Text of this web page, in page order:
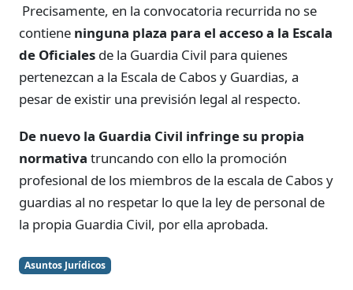
Precisamente, en la convocatoria recurrida no se
contiene ninguna plaza para el acceso a la Escala
de Oficiales de la Guardia Civil para quienes
pertenezcan a la Escala de Cabos y Guardias, a
pesar de existir una previsión legal al respecto.
De nuevo la Guardia Civil infringe su propia
normativa truncando con ello la promoción
profesional de los miembros de la escala de Cabos y
guardias al no respetar lo que la ley de personal de
la propia Guardia Civil, por ella aprobada.
Asuntos Jurídicos